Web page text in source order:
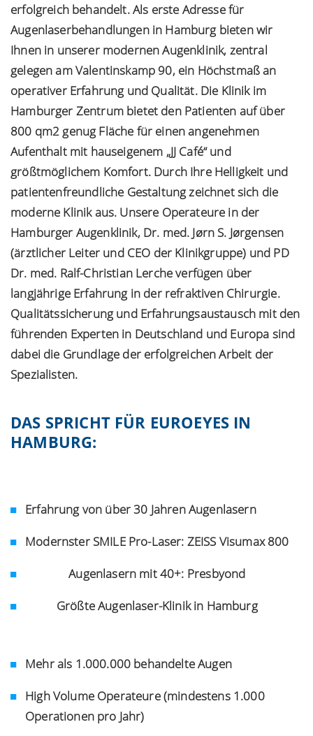
erfolgreich behandelt. Als erste Adresse für
Augenlaserbehandlungen in Hamburg bieten wir
Ihnen in unserer modernen Augenklinik, zentral
gelegen am Valentinskamp 90, ein Höchstmaß an
operativer Erfahrung und Qualität. Die Klinik im
Hamburger Zentrum bietet den Patienten auf über
800 qm2 genug Fläche für einen angenehmen
Aufenthalt mit hauseigenem „JJ Café“ und
größtmöglichem Komfort. Durch Ihre Helligkeit und
patientenfreundliche Gestaltung zeichnet sich die
moderne Klinik aus. Unsere Operateure in der
Hamburger Augenklinik, Dr. med. Jørn S. Jørgensen
(ärztlicher Leiter und CEO der Klinikgruppe) und PD
Dr. med. Ralf-Christian Lerche verfügen über
langjährige Erfahrung in der refraktiven Chirurgie.
Qualitätssicherung und Erfahrungsaustausch mit den
führenden Experten in Deutschland und Europa sind
dabei die Grundlage der erfolgreichen Arbeit der
Spezialisten.
DAS SPRICHT FÜR EUROEYES IN
HAMBURG:
Erfahrung von über 30 Jahren Augenlasern
Modernster SMILE Pro-Laser: ZEISS Visumax 800
Augenlasern mit 40+: Presbyond
Größte Augenlaser-Klinik in Hamburg
Mehr als 1.000.000 behandelte Augen
High Volume Operateure (mindestens 1.000
Operationen pro Jahr)